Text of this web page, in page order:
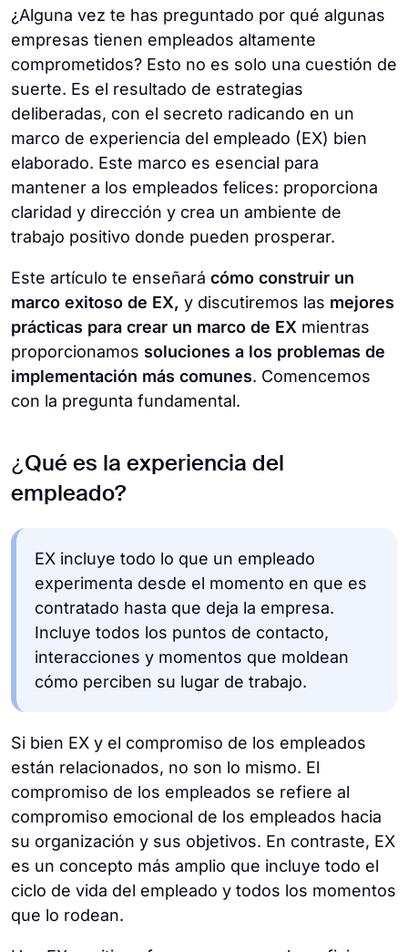
¿Alguna vez te has preguntado por qué algunas
empresas tienen empleados altamente
comprometidos? Esto no es solo una cuestión de
suerte. Es el resultado de estrategias
deliberadas, con el secreto radicando en un
marco de experiencia del empleado (EX) bien
elaborado. Este marco es esencial para
mantener a los empleados felices: proporciona
claridad y dirección y crea un ambiente de
trabajo positivo donde pueden prosperar.
Este artículo te enseñará cómo construir un
marco exitoso de EX, y discutiremos las mejores
prácticas para crear un marco de EX mientras
proporcionamos soluciones a los problemas de
implementación más comunes. Comencemos
con la pregunta fundamental.
¿Qué es la experiencia del
empleado?
EX incluye todo lo que un empleado
experimenta desde el momento en que es
contratado hasta que deja la empresa.
Incluye todos los puntos de contacto,
interacciones y momentos que moldean
cómo perciben su lugar de trabajo.
Si bien EX y el compromiso de los empleados
están relacionados, no son lo mismo. El
compromiso de los empleados se refiere al
compromiso emocional de los empleados hacia
su organización y sus objetivos. En contraste, EX
es un concepto más amplio que incluye todo el
ciclo de vida del empleado y todos los momentos
que lo rodean.